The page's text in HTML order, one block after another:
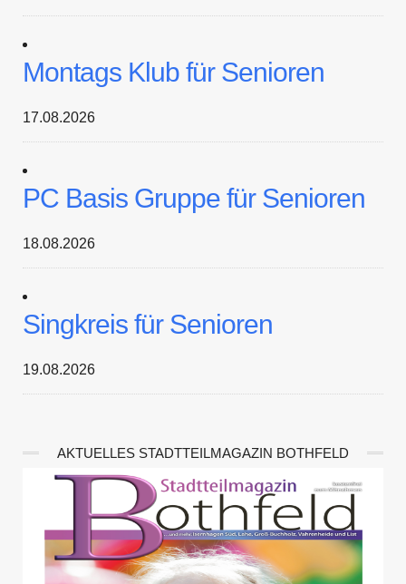
Montags Klub für Senioren
17.08.2026
PC Basis Gruppe für Senioren
18.08.2026
Singkreis für Senioren
19.08.2026
AKTUELLES STADTTEILMAGAZIN BOTHFELD